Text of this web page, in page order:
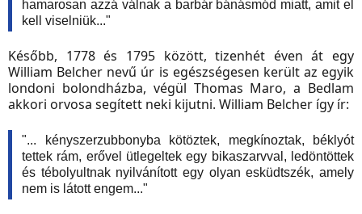
hamarosan azzá válnak a barbár bánásmód miatt, amit el
kell viselniük..."
Később, 1778 és 1795 között, tizenhét éven át egy
William Belcher nevű úr is egészségesen került az egyik
londoni bolondházba, végül Thomas Maro, a Bedlam
akkori orvosa segített neki kijutni. William Belcher így ír:
"... kényszerzubbonyba kötöztek, megkínoztak, béklyót
tettek rám, erővel ütlegeltek egy bikaszarvval, ledöntöttek
és tébolyultnak nyilvánított egy olyan esküdtszék, amely
nem is látott engem..."